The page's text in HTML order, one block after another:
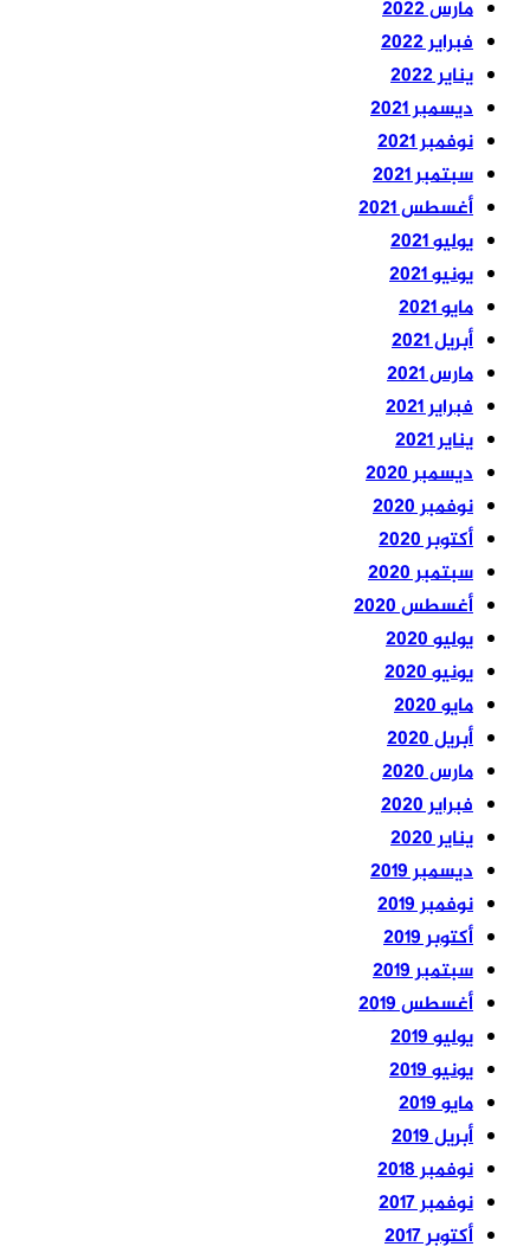
مارس 2022
فبراير 2022
يناير 2022
ديسمبر 2021
نوفمبر 2021
سبتمبر 2021
أغسطس 2021
يوليو 2021
يونيو 2021
مايو 2021
أبريل 2021
مارس 2021
فبراير 2021
يناير 2021
ديسمبر 2020
نوفمبر 2020
أكتوبر 2020
سبتمبر 2020
أغسطس 2020
يوليو 2020
يونيو 2020
مايو 2020
أبريل 2020
مارس 2020
فبراير 2020
يناير 2020
ديسمبر 2019
نوفمبر 2019
أكتوبر 2019
سبتمبر 2019
أغسطس 2019
يوليو 2019
يونيو 2019
مايو 2019
أبريل 2019
نوفمبر 2018
نوفمبر 2017
أكتوبر 2017